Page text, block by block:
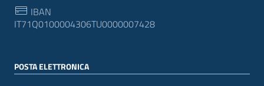
IBAN
IT71Q0100004306TU0000007428
POSTA ELETTRONICA